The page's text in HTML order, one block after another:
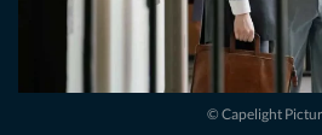
© Capelight